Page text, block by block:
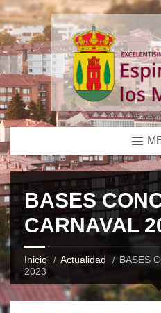
BASES
CARNAVAL
Inicio Actualidad
BASES
2023